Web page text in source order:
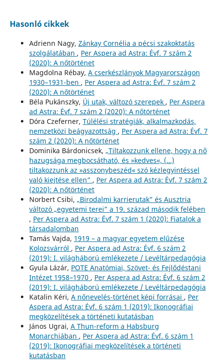
Hasonló cikkek
Adrienn Nagy, Zánkay Cornélia a pécsi szakoktatás
szolgálatában , Per Aspera ad Astra: Évf. 7 szám 2
(2020): A nőtörténet
Magdolna Rébay, A cserkészlányok Magyarországon
1930–1931-ben , Per Aspera ad Astra: Évf. 7 szám 2
(2020): A nőtörténet
Béla Pukánszky, Új utak, változó szerepek , Per Aspera
ad Astra: Évf. 7 szám 2 (2020): A nőtörténet
Dóra Czeferner, Túlélési stratégiák, alkalmazkodás,
nemzetközi beágyazottság , Per Aspera ad Astra: Évf. 7
szám 2 (2020): A nőtörténet
Dominika Bárdonicsek, „Tiltakozzunk ellene, hogy a nő
hazugsága megbocsátható, és »kedves«, (…)
tiltakozzunk az »asszonybeszéd« szó kézlegyintéssel
való kiejtése ellen” , Per Aspera ad Astra: Évf. 7 szám 2
(2020): A nőtörténet
Norbert Csibi, „Birodalmi karrierutak” és Ausztria
változó „egyetemi terei” a 19. század második felében
, Per Aspera ad Astra: Évf. 7 szám 1 (2020): Fiatalok a
társadalomban
Tamás Vajda, 1919 – a magyar egyetem elűzése
Kolozsvárról , Per Aspera ad Astra: Évf. 6 szám 2
(2019): I. világháború emlékezete / Levéltárpedagógia
Gyula Lázár, POTE Anatómiai, Szövet- és Fejlődéstani
Intézet 1958–1970 , Per Aspera ad Astra: Évf. 6 szám 2
(2019): I. világháború emlékezete / Levéltárpedagógia
Katalin Kéri, A nőnevelés-történet képi forrásai , Per
Aspera ad Astra: Évf. 6 szám 1 (2019): Ikonográfiai
megközelítések a történeti kutatásban
János Ugrai, A Thun-reform a Habsburg
Monarchiában , Per Aspera ad Astra: Évf. 6 szám 1
(2019): Ikonográfiai megközelítések a történeti
kutatásban